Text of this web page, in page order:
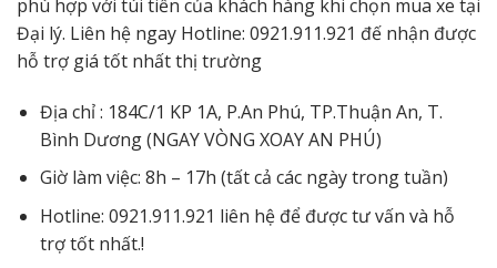
phù hợp với túi tiền của khách hàng khi chọn mua xe tại
Đại lý. Liên hệ ngay Hotline: 0921.911.921 đế nhận được
hỗ trợ giá tốt nhất thị trường
Địa chỉ : 184C/1 KP 1A, P.An Phú, TP.Thuận An, T.
Bình Dương (NGAY VÒNG XOAY AN PHÚ)
Giờ làm việc: 8h – 17h (tất cả các ngày trong tuần)
Hotline: 0921.911.921 liên hệ để được tư vấn và hỗ
trợ tốt nhất.!